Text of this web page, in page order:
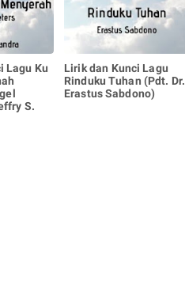
Lagu Ku
S.
Lirik dan Kunci Lagu
Rinduku Tuhan (Pdt. Dr.
Erastus Sabdono)